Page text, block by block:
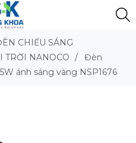
CHIẾU SÁNG
TRỜI NANOCO /
Đèn
ánh sáng vàng NSP1676